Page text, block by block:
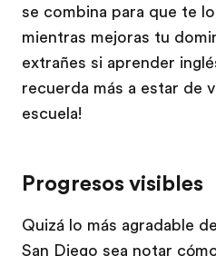
se combina para que te
mientras mejoras tu
extrañes si aprender
recuerda más a estar de
escuela!
Progresos visibles
Quizá lo más agradable
San Diego sea notar